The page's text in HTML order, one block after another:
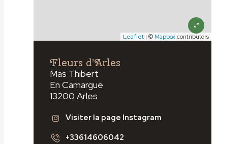
Leaflet | © Mapboxcontributors
Fleurs d’Arles
Mas Thibert
En Camargue
13200 Arles
Visiter la page Instagram
+33614606042